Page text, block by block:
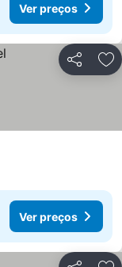
Ver preços
Partilhar
Ver preços